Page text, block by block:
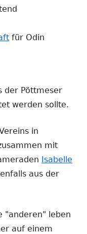
für Odin
der Pöttmeser
werden sollte.
in
mit
Isabelle
aus der
"anderen" leben
auf einem